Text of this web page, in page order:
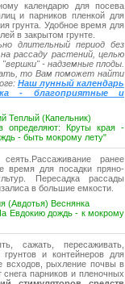
календарю для посева
и парников пленкой для
грунта. Удобное время для
в закрытом грунте.
длительный период без
рассаду растений, целью
- надземные плоды.
то Вам поможет найти
Наш лунный календарь
- благоприятные и
Теплый (Капельник)
определяют: Круты края -
- быть мокрому лету"
ранее
время для посадки пряно-
Пересадка рассады
в большие емкости.
(Авдотья) Веснянка
Евдокию дождь - к мокрому
сажать, пересаживать,
грунтов и контейнеров для
всходов, рыхление почвы в
парников и пленочных